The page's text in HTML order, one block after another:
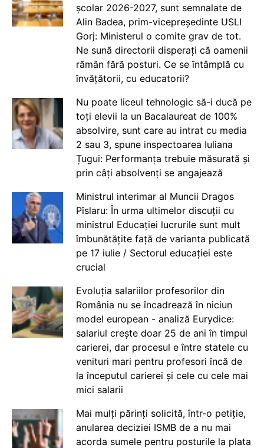
școlar 2026-2027, sunt semnalate de
Alin Badea, prim-vicepreședinte USLI
Gorj: Ministerul o comite grav de tot.
Ne sună directorii disperați că oamenii
rămân fără posturi. Ce se întâmplă cu
învățătorii, cu educatorii?
Nu poate liceul tehnologic să-i ducă pe
toți elevii la un Bacalaureat de 100%
absolvire, sunt care au intrat cu media
2 sau 3, spune inspectoarea Iuliana
Țugui: Performanța trebuie măsurată și
prin câți absolvenți se angajează
Ministrul interimar al Muncii Dragos
Pîslaru: În urma ultimelor discuții cu
ministrul Educației lucrurile sunt mult
îmbunătățite față de varianta publicată
pe 17 iulie / Sectorul educației este
crucial
Evoluția salariilor profesorilor din
România nu se încadrează în niciun
model european - analiză Eurydice:
salariul crește doar 25 de ani în timpul
carierei, dar procesul e între statele cu
venituri mari pentru profesori încă de
la începutul carierei și cele cu cele mai
mici salarii
Mai mulți părinți solicită, într-o petiție,
anularea deciziei ISMB de a nu mai
acorda sumele pentru posturile la plata